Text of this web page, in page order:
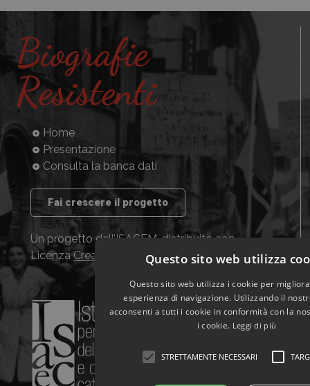
Biografie
Resistenti
Home
Presentazione
Consulta la banca dati
Fai crescere il progetto
Un progetto dell’ISACEM, distribuito con
LicenzaCreative Commons CC BY NC SA
Questo sito web utilizza
Questo sito web utilizza i cookie per
esperienza di navigazione. Utilizzando il
acconsenti a tutti i cookie in conformità con la
i cookie. Leggi di più
STRETTAMENTE NECESSARI